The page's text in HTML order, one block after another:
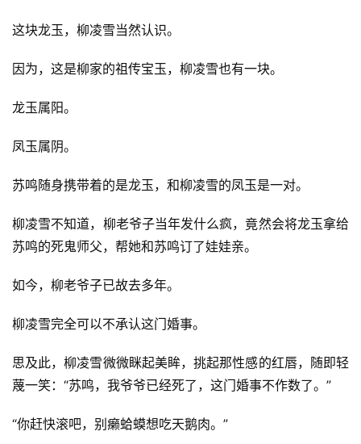
这块龙玉，柳凌雪当然认识。
因为，这是柳家的祖传宝玉，柳凌雪也有一块。
龙玉属阳。
凤玉属阴。
苏鸣随身携带着的是龙玉，和柳凌雪的凤玉是一对。
柳凌雪不知道，柳老爷子当年发什么疯，竟然会将龙玉拿给
苏鸣的死鬼师父，帮她和苏鸣订了娃娃亲。
如今，柳老爷子已故去多年。
柳凌雪完全可以不承认这门婚事。
思及此，柳凌雪微微眯起美眸，挑起那性感的红唇，随即轻
蔑一笑：“苏鸣，我爷爷已经死了，这门婚事不作数了。”
“你赶快滚吧，别癞蛤蟆想吃天鹅肉。”